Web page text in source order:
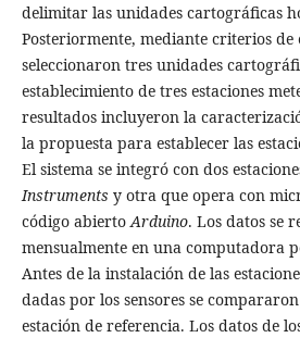
delimitar las unidades cartográficas
Posteriormente, mediante criterios de
seleccionaron tres unidades
establecimiento de tres estaciones
resultados incluyeron la
la propuesta para establecer las
El sistema se integró con dos
Instruments y otra que opera con
código abiertoArduino. Los datos se
mensualmente en una computadora
Antes de la instalación de las
dadas por los sensores se
estación de referencia. Los datos de